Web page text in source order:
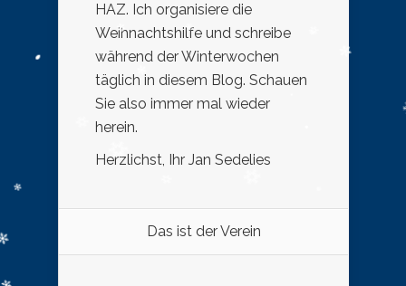
HAZ. Ich organisiere die
Weihnachtshilfe und schreibe
während der Winterwochen
täglich in diesem Blog. Schauen
Sie also immer mal wieder
herein.
Herzlichst, Ihr Jan Sedelies
Das ist der Verein